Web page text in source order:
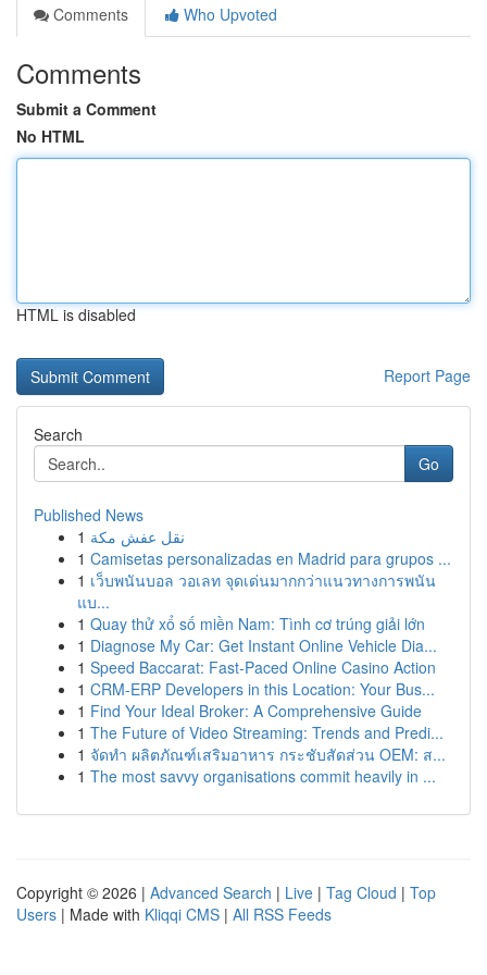
Comments
Who Upvoted
Comments
Submit a Comment
No HTML
HTML is disabled
Report Page
Search
Go
Published News
1 نقل عفش مكة
1 Camisetas personalizadas en Madrid para grupos ...
1 เว็บพนันบอล วอเลท จุดเด่นมากกว่าแนวทางการพนัน
แบ...
1 Quay thử xổ số miền Nam: Tình cơ trúng giải lớn
1 Diagnose My Car: Get Instant Online Vehicle Dia...
1 Speed Baccarat: Fast-Paced Online Casino Action
1 CRM-ERP Developers in this Location: Your Bus...
1 Find Your Ideal Broker: A Comprehensive Guide
1 The Future of Video Streaming: Trends and Predi...
1 จัดทำ ผลิตภัณฑ์เสริมอาหาร กระชับสัดส่วน OEM: ส...
1 The most savvy organisations commit heavily in ...
Copyright © 2026 | Advanced Search | Live | Tag Cloud | Top
Users | Made with Kliqqi CMS | All RSS Feeds